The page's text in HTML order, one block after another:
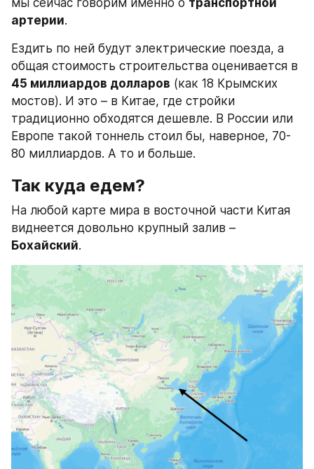
мы сейчас говорим именно о транспортной
артерии.
Ездить по ней будут электрические поезда, а
45 миллиардов долларов (как 18 Крымских
мостов). И это – в Китае, где стройки
традиционно обходятся дешевле. В России или
Европе такой тоннель стоил бы, наверное, 70-
80 миллиардов. А то и больше.
Так куда едем?
На любой карте мира в восточной части Китая
Бохайский.